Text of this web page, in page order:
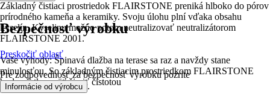
Základný čistiaci prostriedok FLAIRSTONE preniká hlboko do pórov
prírodného kameňa a keramiky. Svoju úlohu plní vďaka obsahu
kyselín. Kyselinu možno potom neutralizovať neutralizátorom
FLAIRSTONE 2001.
Vaše výhody: Špinavá dlažba na terase sa raz a navždy stane
minulosťou. So základným čistiacim prostriedkom FLAIRSTONE
bude všetko opäť žiariť čistotou
Bezpečnosť výrobku
Preskočiť oblasť
Pre zodpovednosť za bezpečnosť výrobku pozrite
Informácie od výrobcu .